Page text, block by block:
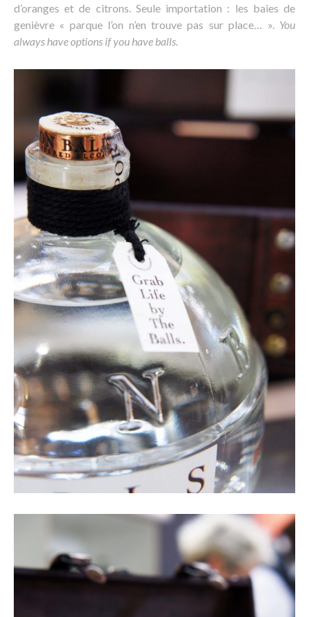
d’oranges et de citrons. Seule importation : les baies de
genièvre « parque l’on n’en trouve pas sur place… ». You
always have options if you have balls.